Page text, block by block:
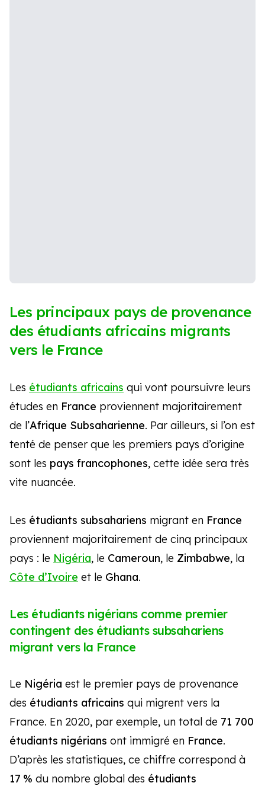
Les principaux pays de provenance
des étudiants africains migrants
vers le France
Les étudiants africains qui vont poursuivre leurs
études en France proviennent majoritairement
de l’Afrique Subsaharienne. Par ailleurs, si l’on est
tenté de penser que les premiers pays d’origine
sont les pays francophones, cette idée sera très
vite nuancée.
Les étudiants subsahariens migrant en France
proviennent majoritairement de cinq principaux
pays : le Nigéria, le Cameroun, le Zimbabwe, la
Côte d’Ivoire et le Ghana.
Les étudiants nigérians comme premier
contingent des étudiants subsahariens
migrant vers la France
Le Nigéria est le premier pays de provenance
des étudiants africains qui migrent vers la
France. En 2020, par exemple, un total de 71 700
étudiants nigérians ont immigré en France.
D’après les statistiques, ce chiffre correspond à
17 % du nombre global des étudiants